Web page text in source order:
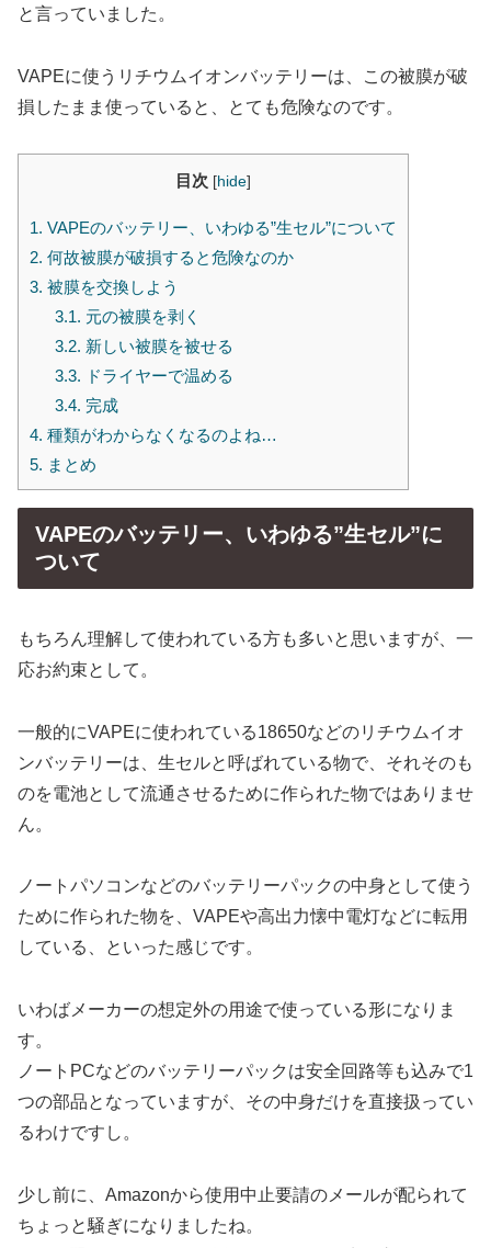
と言っていました。
VAPEに使うリチウムイオンバッテリーは、この被膜が破
損したまま使っていると、とても危険なのです。
目次 [hide]
1. VAPEのバッテリー、いわゆる”生セル”について
2. 何故被膜が破損すると危険なのか
3. 被膜を交換しよう
3.1. 元の被膜を剥く
3.2. 新しい被膜を被せる
3.3. ドライヤーで温める
3.4. 完成
4. 種類がわからなくなるのよね…
5. まとめ
VAPEのバッテリー、いわゆる”生セル”に
ついて
もちろん理解して使われている方も多いと思いますが、一
応お約束として。
一般的にVAPEに使われている18650などのリチウムイオ
ンバッテリーは、生セルと呼ばれている物で、それそのも
のを電池として流通させるために作られた物ではありませ
ん。
ノートパソコンなどのバッテリーパックの中身として使う
ために作られた物を、VAPEや高出力懐中電灯などに転用
している、といった感じです。
いわばメーカーの想定外の用途で使っている形になりま
す。
ノートPCなどのバッテリーパックは安全回路等も込みで1
つの部品となっていますが、その中身だけを直接扱ってい
るわけですし。
少し前に、Amazonから使用中止要請のメールが配られて
ちょっと騒ぎになりましたね。